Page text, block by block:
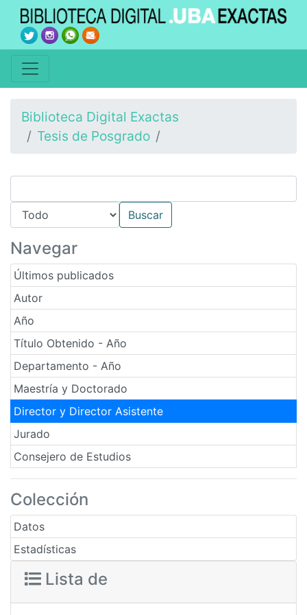
Biblioteca Digital Exactas
Tesis de Posgrado
Navegar
Últimos publicados
Autor
Año
Título Obtenido - Año
Departamento - Año
Maestría y Doctorado
Director y Director Asistente
Jurado
Consejero de Estudios
Colección
Datos
Estadísticas
Lista de